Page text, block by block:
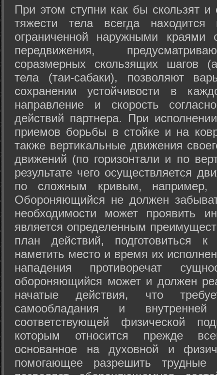
При этом ступни как бы скользят
тяжести тела всегда
ограниченной наружными краями
передвижения,
соразмерных скользящих шагов
тела (таи-сабаки), позволяют
сохранении устойчивости в
направление и скорость
действий партнера. При
приемов борьбы в стойке и на
также вертикальные движения
движений (по горизонтали и по
результате чего осуществляется
по сложным кривым, например,
Обороняющийся не должен
необходимости может проявить
является определенным
план действий, подготовиться
наметить место и время их
нападения противоречат
обороняющийся может и должен
начатые действия, что
самообладания и
соответствующей физической
которым относится прежде
основанное на духовной и
помогающее разрешить